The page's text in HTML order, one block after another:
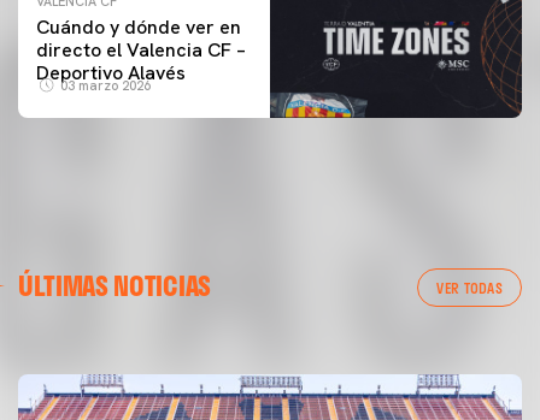
Cuándo y dónde ver en
directo el Valencia CF –
Deportivo Alavés
03 marzo 2026
ÚLTIMAS NOTICIAS VER TODAS
ENTRENAMIENTO DEL VALENCIA CF 6/8/2026